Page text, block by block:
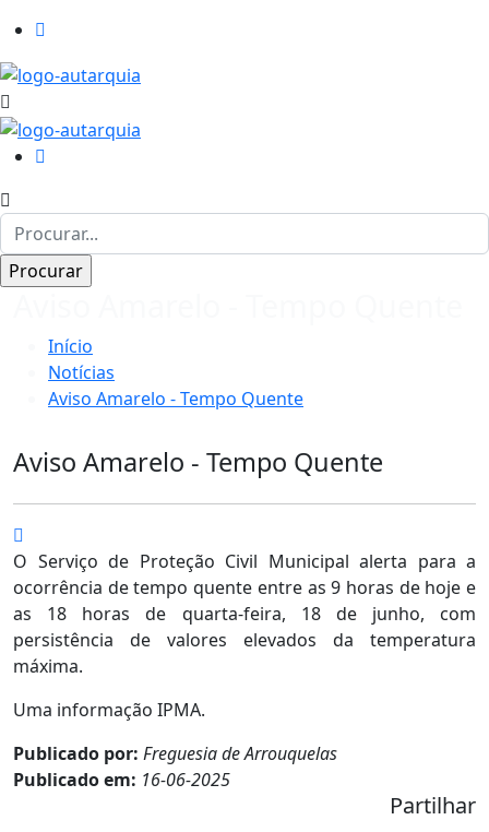
Início
Notícias
Aviso Amarelo - Tempo Quente
Aviso Amarelo - Tempo Quente
O Serviço de Proteção Civil Municipal alerta para a
ocorrência de tempo quente entre as 9 horas de hoje e
as 18 horas de quarta-feira, 18 de junho, com
persistência de valores elevados da temperatura
máxima.
Uma informação IPMA.
Publicado por: Freguesia de Arrouquelas
Publicado em: 16-06-2025
Partilhar